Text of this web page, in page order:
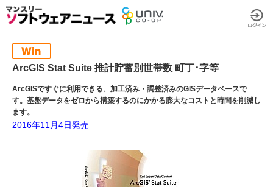
ArcGIS Stat Suite 推計貯蓄別世帯数 町丁･字等
ArcGISですぐに利用できる、加工済み・調整済みのGISデータベースで
す。基盤データをゼロから構築するのにかかる膨大なコストと時間を削減し
ます。
2016年11月4日発売